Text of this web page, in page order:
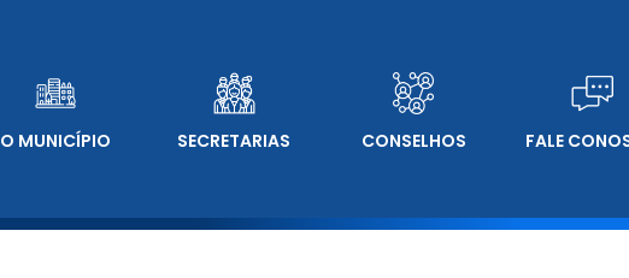
O MUNICÍPIO SECRETARIAS CONSELHOS FALE